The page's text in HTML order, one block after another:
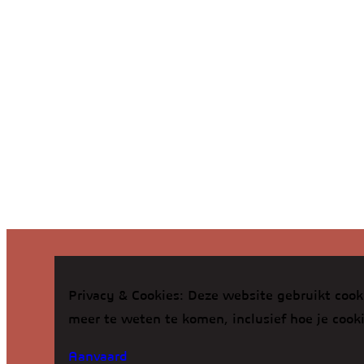
Privacy & Cookies: Deze website gebruikt
meer te weten te komen, inclusief hoe je
Aanvaard